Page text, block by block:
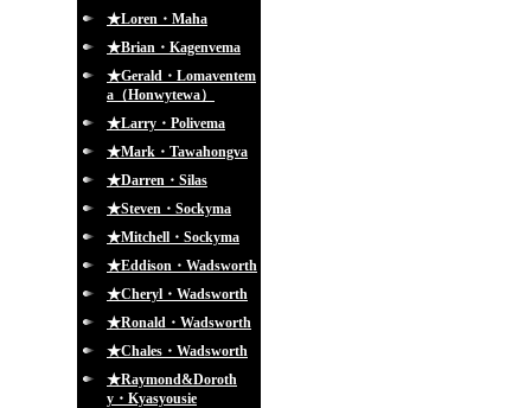
★Loren・Maha
★Brian・Kagenvema
★Gerald・Lomaventem
a（Honwytewa）
★Larry・Polivema
★Mark・Tawahongva
★Darren・Silas
★Steven・Sockyma
★Mitchell・Sockyma
★Eddison・Wadsworth
★Cheryl・Wadsworth
★Ronald・Wadsworth
★Chales・Wadsworth
★Raymond&Doroth
y・Kyasyousie